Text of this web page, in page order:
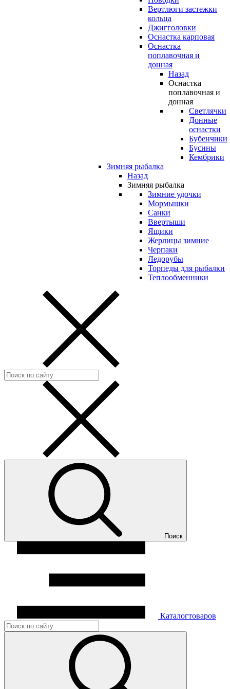
Вертлюги застежки
кольца
Джигголовки
Оснастка карповая
Оснастка
поплавочная и
донная
Назад
Оснастка
поплавочная и
донная
Светлячки
Донные
оснастки
Бубенчики
Бусины
Кембрики
Зимняя рыбалка
Назад
Зимняя рыбалка
Зимние удочки
Мормышки
Санки
Ввертыши
Ящики
Жерлицы зимние
Черпаки
Ледорубы
Торпеды для рыбалки
Теплообменники
Поиск
Каталогтоваров